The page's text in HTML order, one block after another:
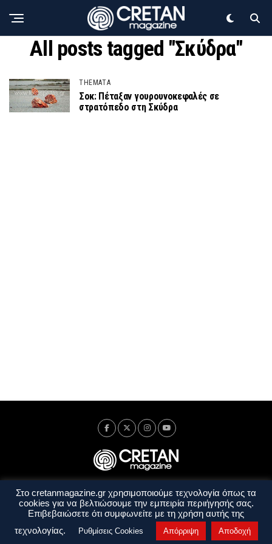
All posts tagged "Σκύδρα"
THEMATA
Σοκ: Πέταξαν γουρουνοκεφαλές σε
στρατόπεδο στη Σκύδρα
Ταυτότητα Πολιτική Απορρήτου
Όροι Χρήσης
Όροι και Προϋποθέσεις
Στο cretanmagazine.gr χρησιμοποιούμε τεχνολογία όπως τα
cookies για να βελτιώσουμε την εμπειρία περιήγησής σας.
Επιβεβαιώσετε ότι συμφωνείτε με τη χρήση αυτής της
τεχνολογίας.
Ρυθμίσεις Cookies Απόρριψη Αποδοχή